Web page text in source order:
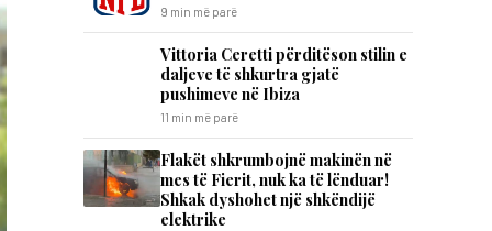
9 min më parë
Vittoria Ceretti përditëson stilin e
daljeve të shkurtra gjatë
pushimeve në Ibiza
11 min më parë
Flakët shkrumbojnë makinën në
mes të Fierit, nuk ka të lënduar!
Shkak dyshohet një shkëndijë
elektrike